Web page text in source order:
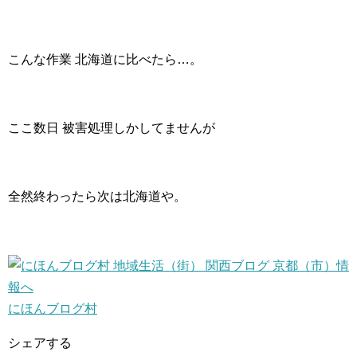
こんな作業 北海道に比べたら…。
ここ数日 被害処理しかしてませんが
全然終わったら次は北海道や。
にほんブログ村
シェアする